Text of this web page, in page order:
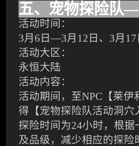
五、宠物探险队
活动时间：
3月6日—3月12日、3月
活动大区：
永恒大陆
活动内容：
活动期间，至NPC【莱
得【宠物探险队活动洞穴
探险时间为24小时，根
及品级，减少相应的探险